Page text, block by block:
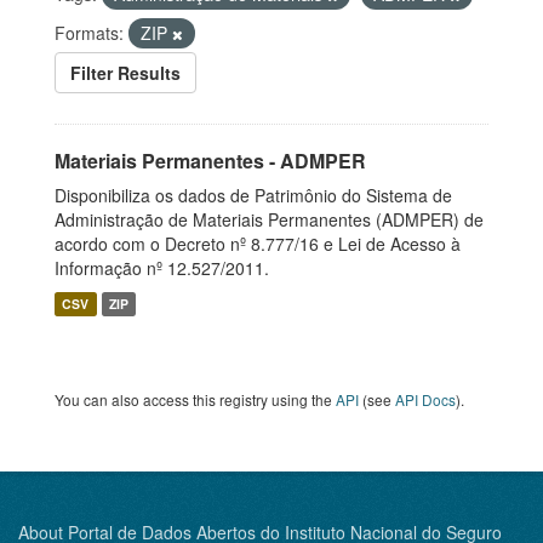
Formats:
ZIP
Filter Results
Materiais Permanentes - ADMPER
Disponibiliza os dados de Patrimônio do Sistema de
Administração de Materiais Permanentes (ADMPER) de
acordo com o Decreto nº 8.777/16 e Lei de Acesso à
Informação nº 12.527/2011.
CSV ZIP
You can also access this registry using the API (see API Docs).
About Portal de Dados Abertos do Instituto Nacional do Seguro